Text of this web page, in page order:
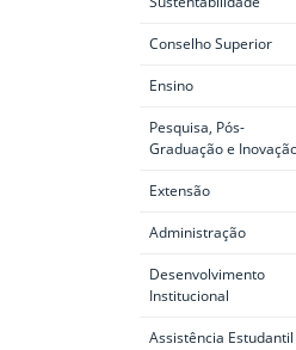
Conselho Superior
Ensino(Expandir
Pesquisa, Pós-
Graduação e
Extensão(Expandir
Administração
Desenvolvimento
Institucional
Assistência Estudantil